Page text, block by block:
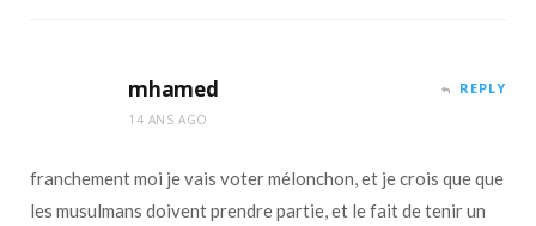
mhamed
14 ANS AGO
REPLY
franchement moi je vais voter mélonchon, et je crois que que
les musulmans doivent prendre partie, et le fait de tenir un